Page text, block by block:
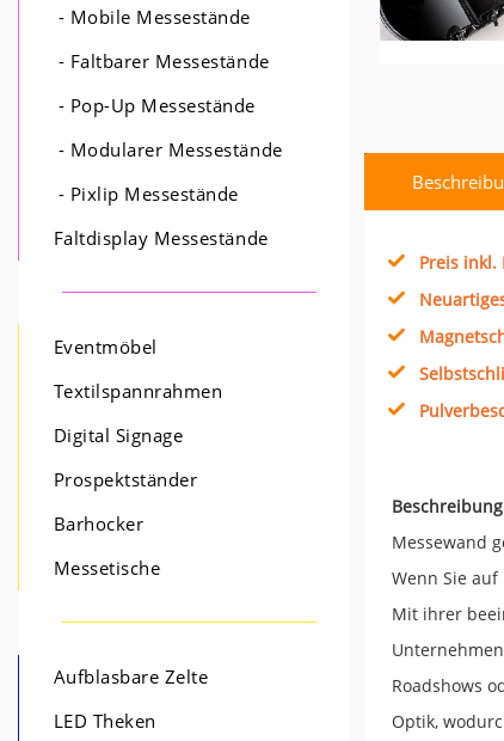
- Mobile Messestände
- Faltbarer Messestände
- Pop-Up Messestände
- Modularer Messestände
- Pixlip Messestände
Faltdisplay Messestände
Eventmöbel
Textilspannrahmen
Digital Signage
Prospektständer
Barhocker
Messetische
Aufblasbare Zelte
LED Theken
Preis inkl.
Beschreibung
Messewand
Wenn Sie
Mit ihrer
Roadshows
Optik,